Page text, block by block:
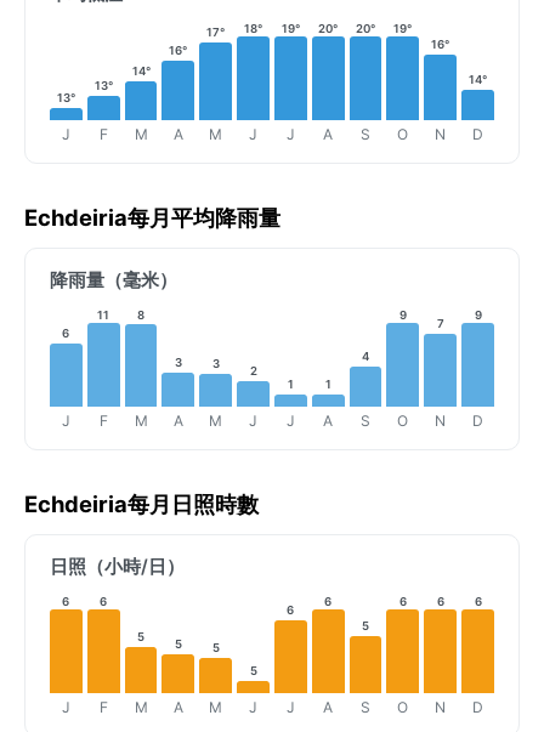
13°
J
13°
F
14°
M
16°
A
17°
M
18°
J
19°
J
20°
A
20°
S
19°
O
16°
N
14°
D
Echdeiria每月平均降雨量
降雨量（毫米）
6
J
11
F
8
M
3
A
3
M
2
J
1
J
1
A
4
S
9
O
7
N
9
D
Echdeiria每月日照時數
日照（小時/日）
6
J
6
F
5
M
5
A
5
M
5
J
6
J
6
A
5
S
6
O
6
N
6
D